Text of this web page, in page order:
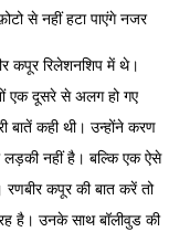
से नहीं हटा पाएंगे नजर
कपूर रिलेशनशिप में थे।
एक दूसरे से अलग हो गए
बातें कही थी। उन्होंने करण
लड़की नहीं है। बल्कि एक ऐसे
कपूर की बात करें तो
है। उनके साथ बॉलीवुड की